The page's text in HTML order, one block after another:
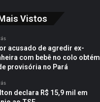
Vistos
acusado de agredir ex-
com bebê no colo obtém
provisória no Pará
declara R$ 15,9 mil em